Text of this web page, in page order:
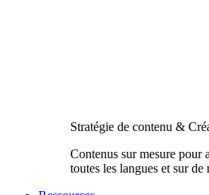
Stratégie de contenu &
Contenus sur mesure pour
toutes les langues et sur de